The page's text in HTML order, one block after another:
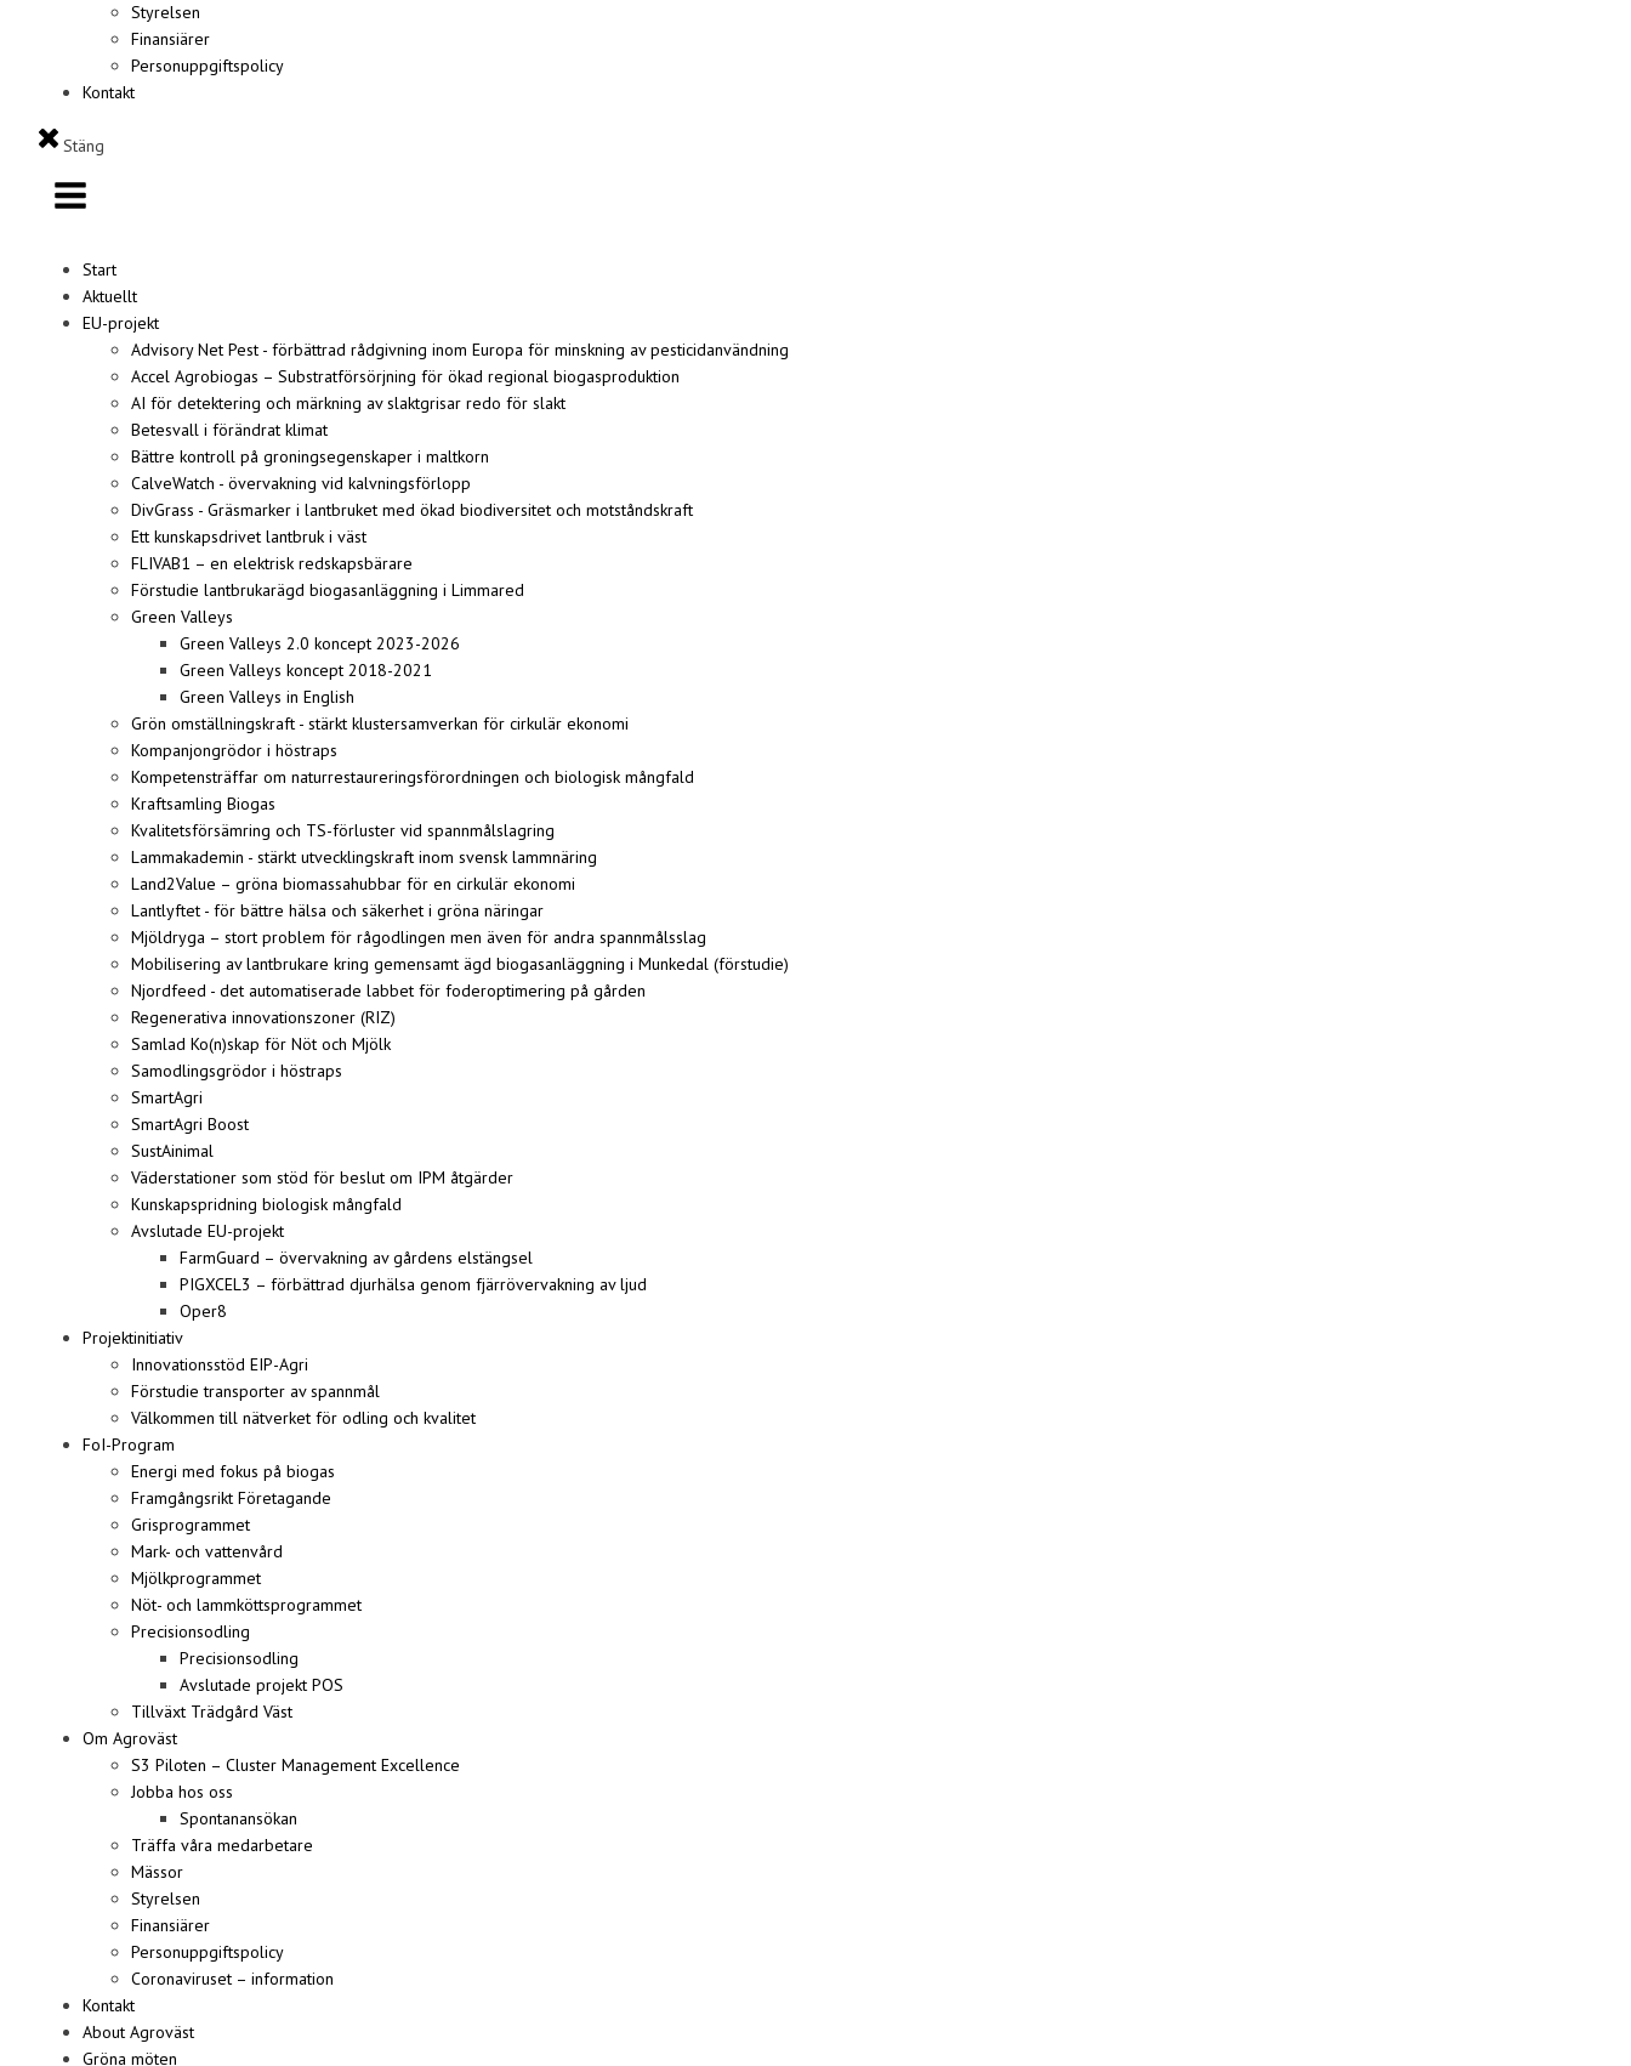
Styrelsen
Finansiärer
Personuppgiftspolicy
Kontakt
Stäng
Start
Aktuellt
EU-projekt
Advisory Net Pest - förbättrad rådgivning inom Europa för minskning av pesticidanvändning
Accel Agrobiogas – Substratförsörjning för ökad regional biogasproduktion
AI för detektering och märkning av slaktgrisar redo för slakt
Betesvall i förändrat klimat
Bättre kontroll på groningsegenskaper i maltkorn
CalveWatch - övervakning vid kalvningsförlopp
DivGrass - Gräsmarker i lantbruket med ökad biodiversitet och motståndskraft
Ett kunskapsdrivet lantbruk i väst
FLIVAB1 – en elektrisk redskapsbärare
Förstudie lantbrukarägd biogasanläggning i Limmared
Green Valleys
Green Valleys 2.0 koncept 2023-2026
Green Valleys koncept 2018-2021
Green Valleys in English
Grön omställningskraft - stärkt klustersamverkan för cirkulär ekonomi
Kompanjongrödor i höstraps
Kompetensträffar om naturrestaureringsförordningen och biologisk mångfald
Kraftsamling Biogas
Kvalitetsförsämring och TS-förluster vid spannmålslagring
Lammakademin - stärkt utvecklingskraft inom svensk lammnäring
Land2Value – gröna biomassahubbar för en cirkulär ekonomi
Lantlyftet - för bättre hälsa och säkerhet i gröna näringar
Mjöldryga – stort problem för rågodlingen men även för andra spannmålsslag
Mobilisering av lantbrukare kring gemensamt ägd biogasanläggning i Munkedal (förstudie)
Njordfeed - det automatiserade labbet för foderoptimering på gården
Regenerativa innovationszoner (RIZ)
Samlad Ko(n)skap för Nöt och Mjölk
Samodlingsgrödor i höstraps
SmartAgri
SmartAgri Boost
SustAinimal
Väderstationer som stöd för beslut om IPM åtgärder
Kunskapspridning biologisk mångfald
Avslutade EU-projekt
FarmGuard – övervakning av gårdens elstängsel
PIGXCEL3 – förbättrad djurhälsa genom fjärrövervakning av ljud
Oper8
Projektinitiativ
Innovationsstöd EIP-Agri
Förstudie transporter av spannmål
Välkommen till nätverket för odling och kvalitet
FoI-Program
Energi med fokus på biogas
Framgångsrikt Företagande
Grisprogrammet
Mark- och vattenvård
Mjölkprogrammet
Nöt- och lammköttsprogrammet
Precisionsodling
Precisionsodling
Avslutade projekt POS
Tillväxt Trädgård Väst
Om Agroväst
S3 Piloten – Cluster Management Excellence
Jobba hos oss
Spontanansökan
Träffa våra medarbetare
Mässor
Styrelsen
Finansiärer
Personuppgiftspolicy
Coronaviruset – information
Kontakt
About Agroväst
Gröna möten